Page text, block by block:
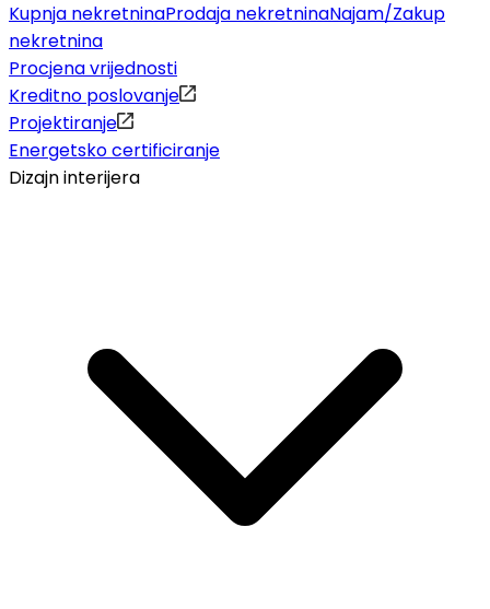
Kupnja nekretninaProdaja nekretninaNajam/Zakup
nekretnina
Procjena vrijednosti
Kreditno poslovanje
Projektiranje
Energetsko certificiranje
Dizajn interijera